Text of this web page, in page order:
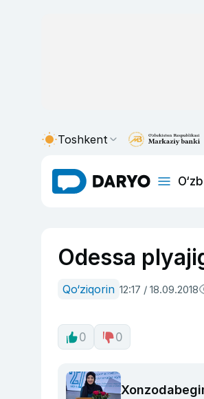
Toshkent
Odessa
Qo‘ziqorin 12:17 / 18.09.2018
0 0